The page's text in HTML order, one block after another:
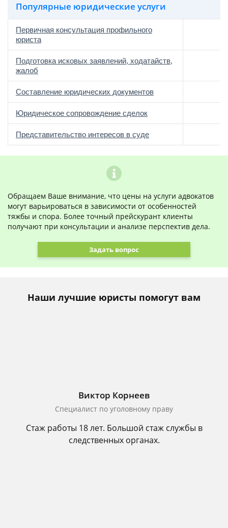
Популярные юридические услуги
Первичная консультация профильного
юриста
Подготовка исковых заявлений, ходатайств,
жалоб
Составление юридических документов
Юридическое сопровождение сделок
Представительство интересов в суде
Обращаем Ваше внимание, что цены на услуги адвокатов
могут варьироваться в зависимости от особенностей
тяжбы и спора. Более точный прейскурант клиенты
получают при консультации и анализе перспектив дела.
Задать вопрос
Наши лучшие юристы помогут вам
Виктор Корнеев
Cпециалист по уголовному праву
Стаж работы 18 лет. Большой стаж службы в
следственных органах.